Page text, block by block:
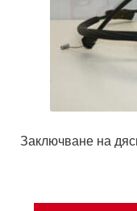
Заключване на